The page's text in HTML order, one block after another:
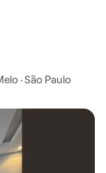
· São Paulo